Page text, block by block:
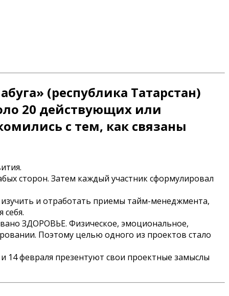
(республика Татарстан)
20 действующих или
с тем, как связаны
сторон. Затем каждый участник сформулировал
и отработать приемы тайм-менеджмента,
ЗДОРОВЬЕ. Физическое, эмоциональное,
Поэтому целью одного из проектов стало
14 февраля презентуют свои проектные замыслы